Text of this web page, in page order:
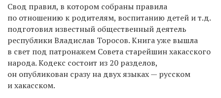
Свод правил, в котором собраны правила
по отношению к родителям, воспитанию детей и т.д.
подготовил известный общественный деятель
республики Владислав Торосов. Книга уже вышла
в свет под патронажем Совета старейшин хакасского
народа. Кодекс состоит из 20 разделов,
он опубликован сразу на двух языках — русском
и хакасском.